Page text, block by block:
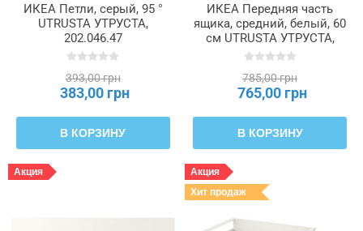
ИКЕА Петли, серый, 95 °
UTRUSTA УТРУСТА,
202.046.47
393,00 грн
383,00 грн
В КОРЗИНУ
ИКЕА Передняя часть
ящика, средний, белый, 60
см UTRUSTA УТРУСТА,
802.046.54
785,00 грн
765,00 грн
В КОРЗИНУ
Акция
Акция
Хит продаж